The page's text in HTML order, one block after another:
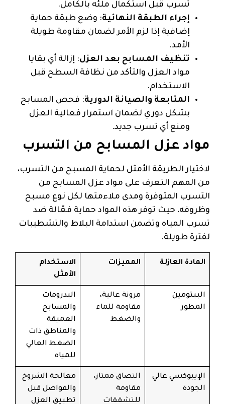
تسرب قبل استكمال ملئه بالكامل.
إجراء الطبقة النهائية: وضع طبقة حماية
إضافية إذا لزم الأمر لضمان مقاومة طويلة
الأمد.
تنظيف المسابح بعد العزل: إزالة أي بقايا
مواد العزل والتأكد من نظافة السطح قبل
الاستخدام.
المتابعة والصيانة الدورية: فحص المسابح
بشكل دوري لضمان استمرار فعالية العزل
ومنع أي تسرب جديد.
مواد عزل المسابح من التسرب
لاختيار الطريقة الأمثل لحماية المسبح من التسرب،
من المهم التعرف على مواد عزل المسابح من
التسرب المتوفرة ومدى ملاءمتها لكل نوع مسبح
وظروفه، حيث توفر هذه المواد حماية فعّالة ضد
تسرب المياه وتضمن استدامة البلاط والتشطيبات
لفترة طويلة.
المادة العازلة المميزات
الاستخدام
الأمثل
البيتومين
المطور
مرونة عالية،
مقاومة للماء
والضغط
البدرومات
والمسابح
العميقة
والمناطق ذات
الضغط العالي
للمياه
الإيبوكسي عالي
الجودة
التصاق ممتاز،
مقاومة
للتشققات
معالجة الشروخ
والفواصل قبل
تطبيق العزل